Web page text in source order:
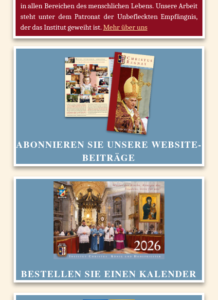
in allen Bereichen des menschlichen Lebens. Unsere Arbeit
steht unter dem Patronat der Unbefleckten Empfängnis,
der das Institut geweiht ist.Mehr über uns
ABONNIEREN SIE UNSERE WEBSITE-
BEITRÄGE
BESTELLEN SIE EINEN KALENDER